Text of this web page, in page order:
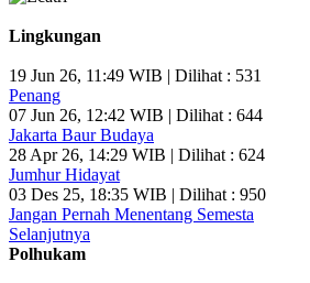
Lingkungan
19 Jun 26, 11:49 WIB | Dilihat : 531
Penang
07 Jun 26, 12:42 WIB | Dilihat : 644
Jakarta Baur Budaya
28 Apr 26, 14:29 WIB | Dilihat : 624
Jumhur Hidayat
03 Des 25, 18:35 WIB | Dilihat : 950
Jangan Pernah Menentang Semesta
Selanjutnya
Polhukam